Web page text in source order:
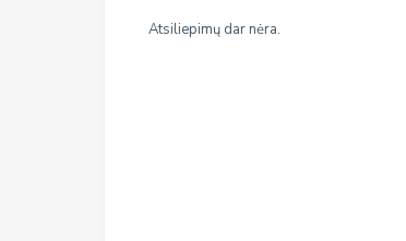
Atsiliepimų dar nėra.